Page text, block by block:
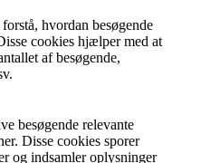
hvordan besøgende
cookies hjælper med at
af besøgende,
besøgende relevante
Disse cookies sporer
og indsamler oplysninger